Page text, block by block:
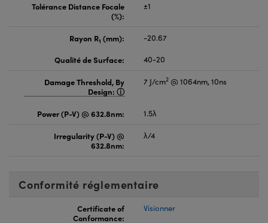
Tolérance Distance Focale
(%):
±1
Rayon R1 (mm):
-20.67
Qualité de Surface:
40-20
Damage Threshold, By
Design:
7 J/cm2 @ 1064nm, 10ns
Power (P-V) @ 632.8nm: 1.5λ
Irregularity (P-V) @
632.8nm:
λ/4
Conformité réglementaire
Certificate of
Conformance:
Visionner